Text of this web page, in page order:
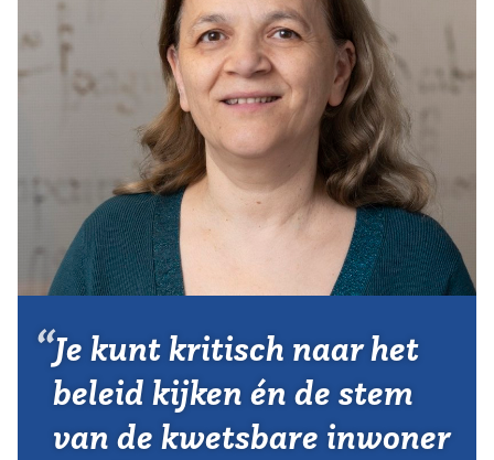
Opleiding
Kennis & Informatie
Contact
Je kunt kritisch naar het
beleid kijken én de stem
van de kwetsbare inwoner